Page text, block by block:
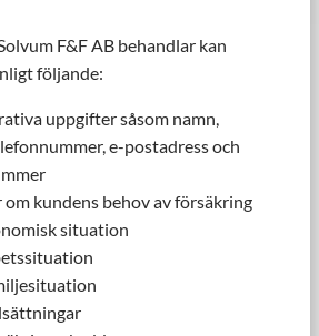
F&F AB behandlar kan
följande:
uppgifter såsom namn,
e-postadress och
kundens behov av försäkring
situation